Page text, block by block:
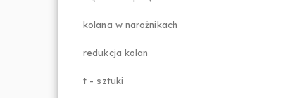
kolana w narożnikach
redukcja kolan
t - sztuki